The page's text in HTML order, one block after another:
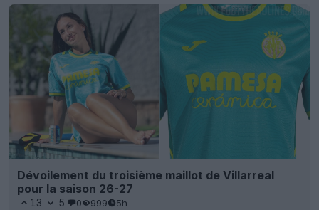
Dévoilement du troisième maillot de Villarreal
pour la saison 26-27
13 5 0 999 5h